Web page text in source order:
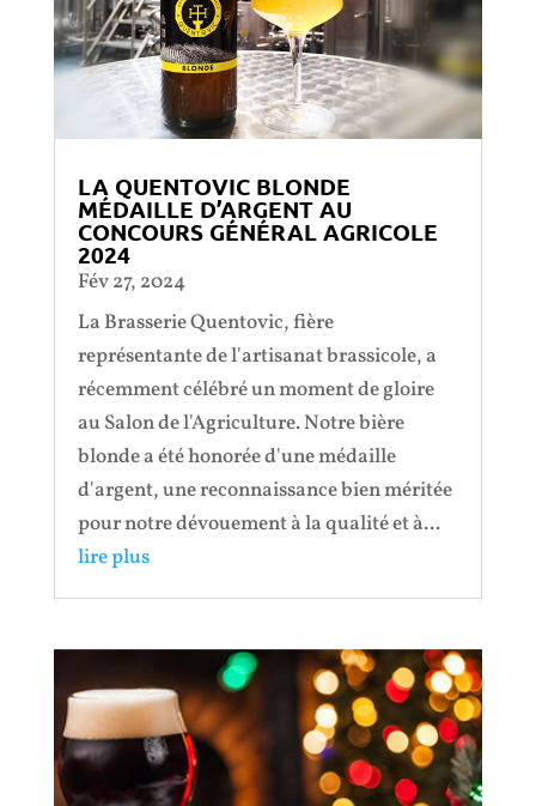
LA QUENTOVIC BLONDE
MÉDAILLE D’ARGENT AU
CONCOURS GÉNÉRAL AGRICOLE
2024
Fév 27, 2024
La Brasserie Quentovic, fière
représentante de l'artisanat brassicole, a
récemment célébré un moment de gloire
au Salon de l'Agriculture. Notre bière
blonde a été honorée d'une médaille
d'argent, une reconnaissance bien méritée
pour notre dévouement à la qualité et à...
lire plus